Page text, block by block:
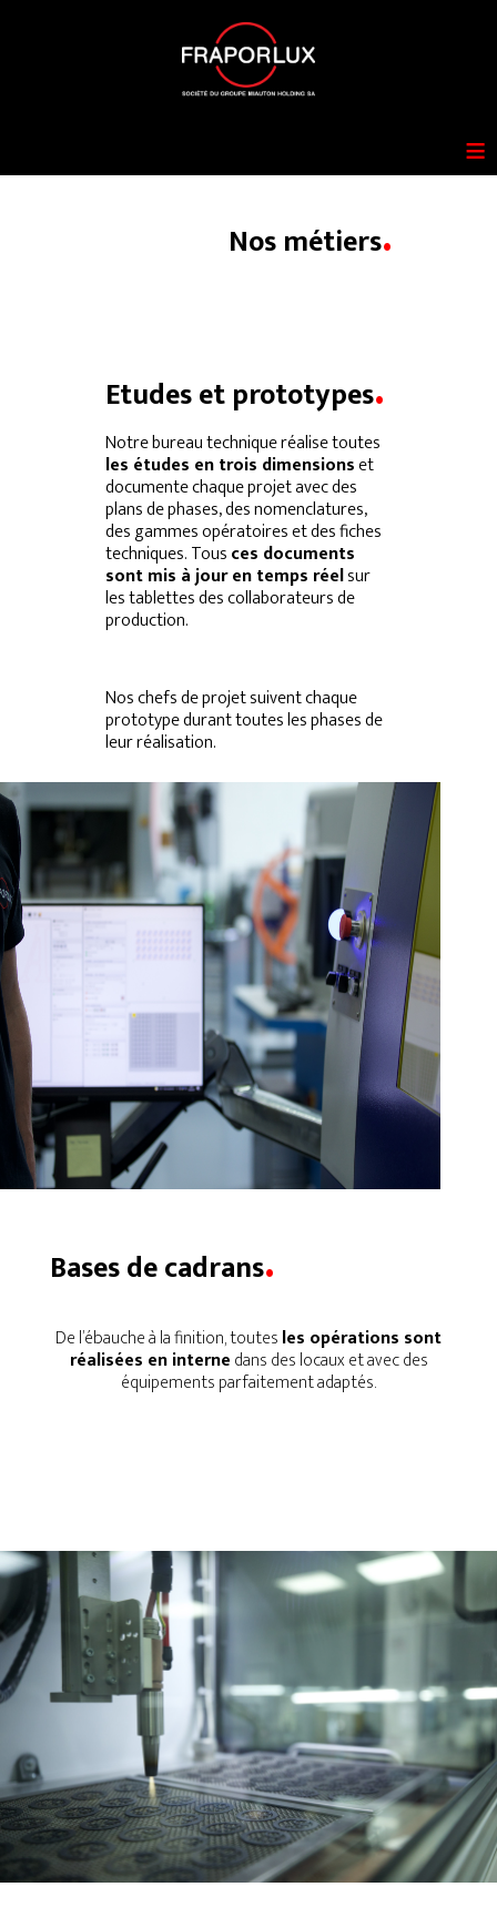
≡
Nos métiers.
Etudes et prototypes.
Notre bureau technique réalise toutes
les études en trois dimensionset
documente chaque projet avec des
plans de phases, des nomenclatures,
des gammes opératoires et des fiches
techniques. Tousces documents
sont mis à jour en temps réelsur
les tablettes des collaborateurs de
production.
Nos chefs de projet suivent chaque
prototype durant toutes les phases de
leur réalisation.
Bases de cadrans.
De l’ébauche à la finition, toutesles opérations sont
réalisées en internedans des locaux et avec des
équipements parfaitement adaptés.